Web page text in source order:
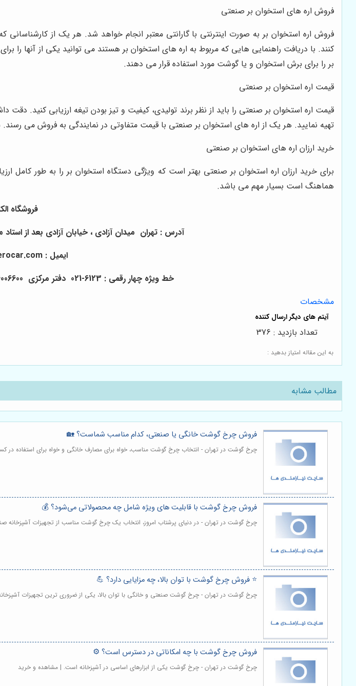
فروش اره های استخوان بر صنعتی
فروش اره استخوان بر به صورت اینترنتی با گارانتی معتبر انجام خواهد شد. هر یک از
کنند. با دریافت راهنمایی هایی که مربوط به اره های استخوان بر هستند می توانید یکی از آنها را
بر را برای برش استخوان و یا گوشت مورد استفاده قرار می دهند.
قیمت اره استخوان بر صنعتی
قیمت اره استخوان بر صنعتی را باید از نظر برند تولیدی، کیفیت و تیز بودن تیغه ارزیابی کنید.
تهیه نمایید. هر یک از اره های استخوان بر صنعتی با قیمت متفاوتی در نمایندگی به فروش می
خرید ارزان اره های استخوان بر صنعتی
برای خرید ارزان اره استخوان بر صنعتی بهتر است که ویژگی دستگاه استخوان بر را به طور کامل
هماهنگ است بسیار مهم می باشد.
فروشگاه
آدرس : تهران میدان آزادی ، خیابان آزادی بعد از استاد معین
ایمیل : info@electerocar.com
خط ویژه چهار رقمی : 6123-021 دفتر مرکزی 02166006600 همراه 09123124701 09122108002
مشخصات
به این مقاله امتیاز بدهید :
تعداد بازدید : 376
مطالب مشابه
فروش چرخ گوشت خانگی یا صنعتی، کدام مناسب شماست؟ 🏡
چرخ گوشت در تهران - انتخاب چرخ گوشت مناسب، خواه برای مصارف خانگی و خواه برای استفاده در
فروش چرخ گوشت با قابلیت های ویژه شامل چه محصولاتی می‌شود؟ 💰
چرخ گوشت در تهران - در دنیای پرشتاب امروز، انتخاب یک چرخ گوشت مناسب از تجهیزات آشپزخانه
⭐️ فروش چرخ گوشت با توان بالا، چه مزایایی دارد؟ 💪
چرخ گوشت در تهران - چرخ گوشت صنعتی و خانگی با توان بالا، یکی از ضروری ترین تجهیزات
فروش چرخ گوشت با چه امکاناتی در دسترس است؟ ⚙️
چرخ گوشت در تهران - چرخ گوشت یکی از ابزارهای اساسی در آشپزخانه است. | مشاهده و خرید